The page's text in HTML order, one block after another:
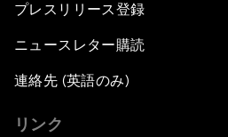
プレスリリース登録
ニュースレター購読
連絡先 (英語のみ)
リンク